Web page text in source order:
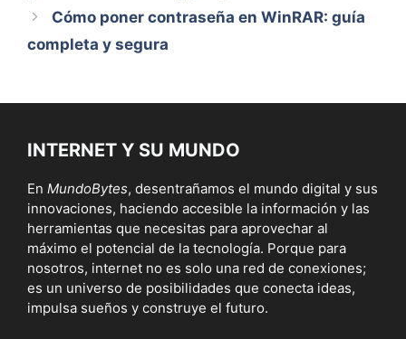
Cómo poner contraseña en WinRAR: guía
completa y segura
INTERNET Y SU MUNDO
En MundoBytes, desentrañamos el mundo digital y sus
innovaciones, haciendo accesible la información y las
herramientas que necesitas para aprovechar al
máximo el potencial de la tecnología. Porque para
nosotros, internet no es solo una red de conexiones;
es un universo de posibilidades que conecta ideas,
impulsa sueños y construye el futuro.